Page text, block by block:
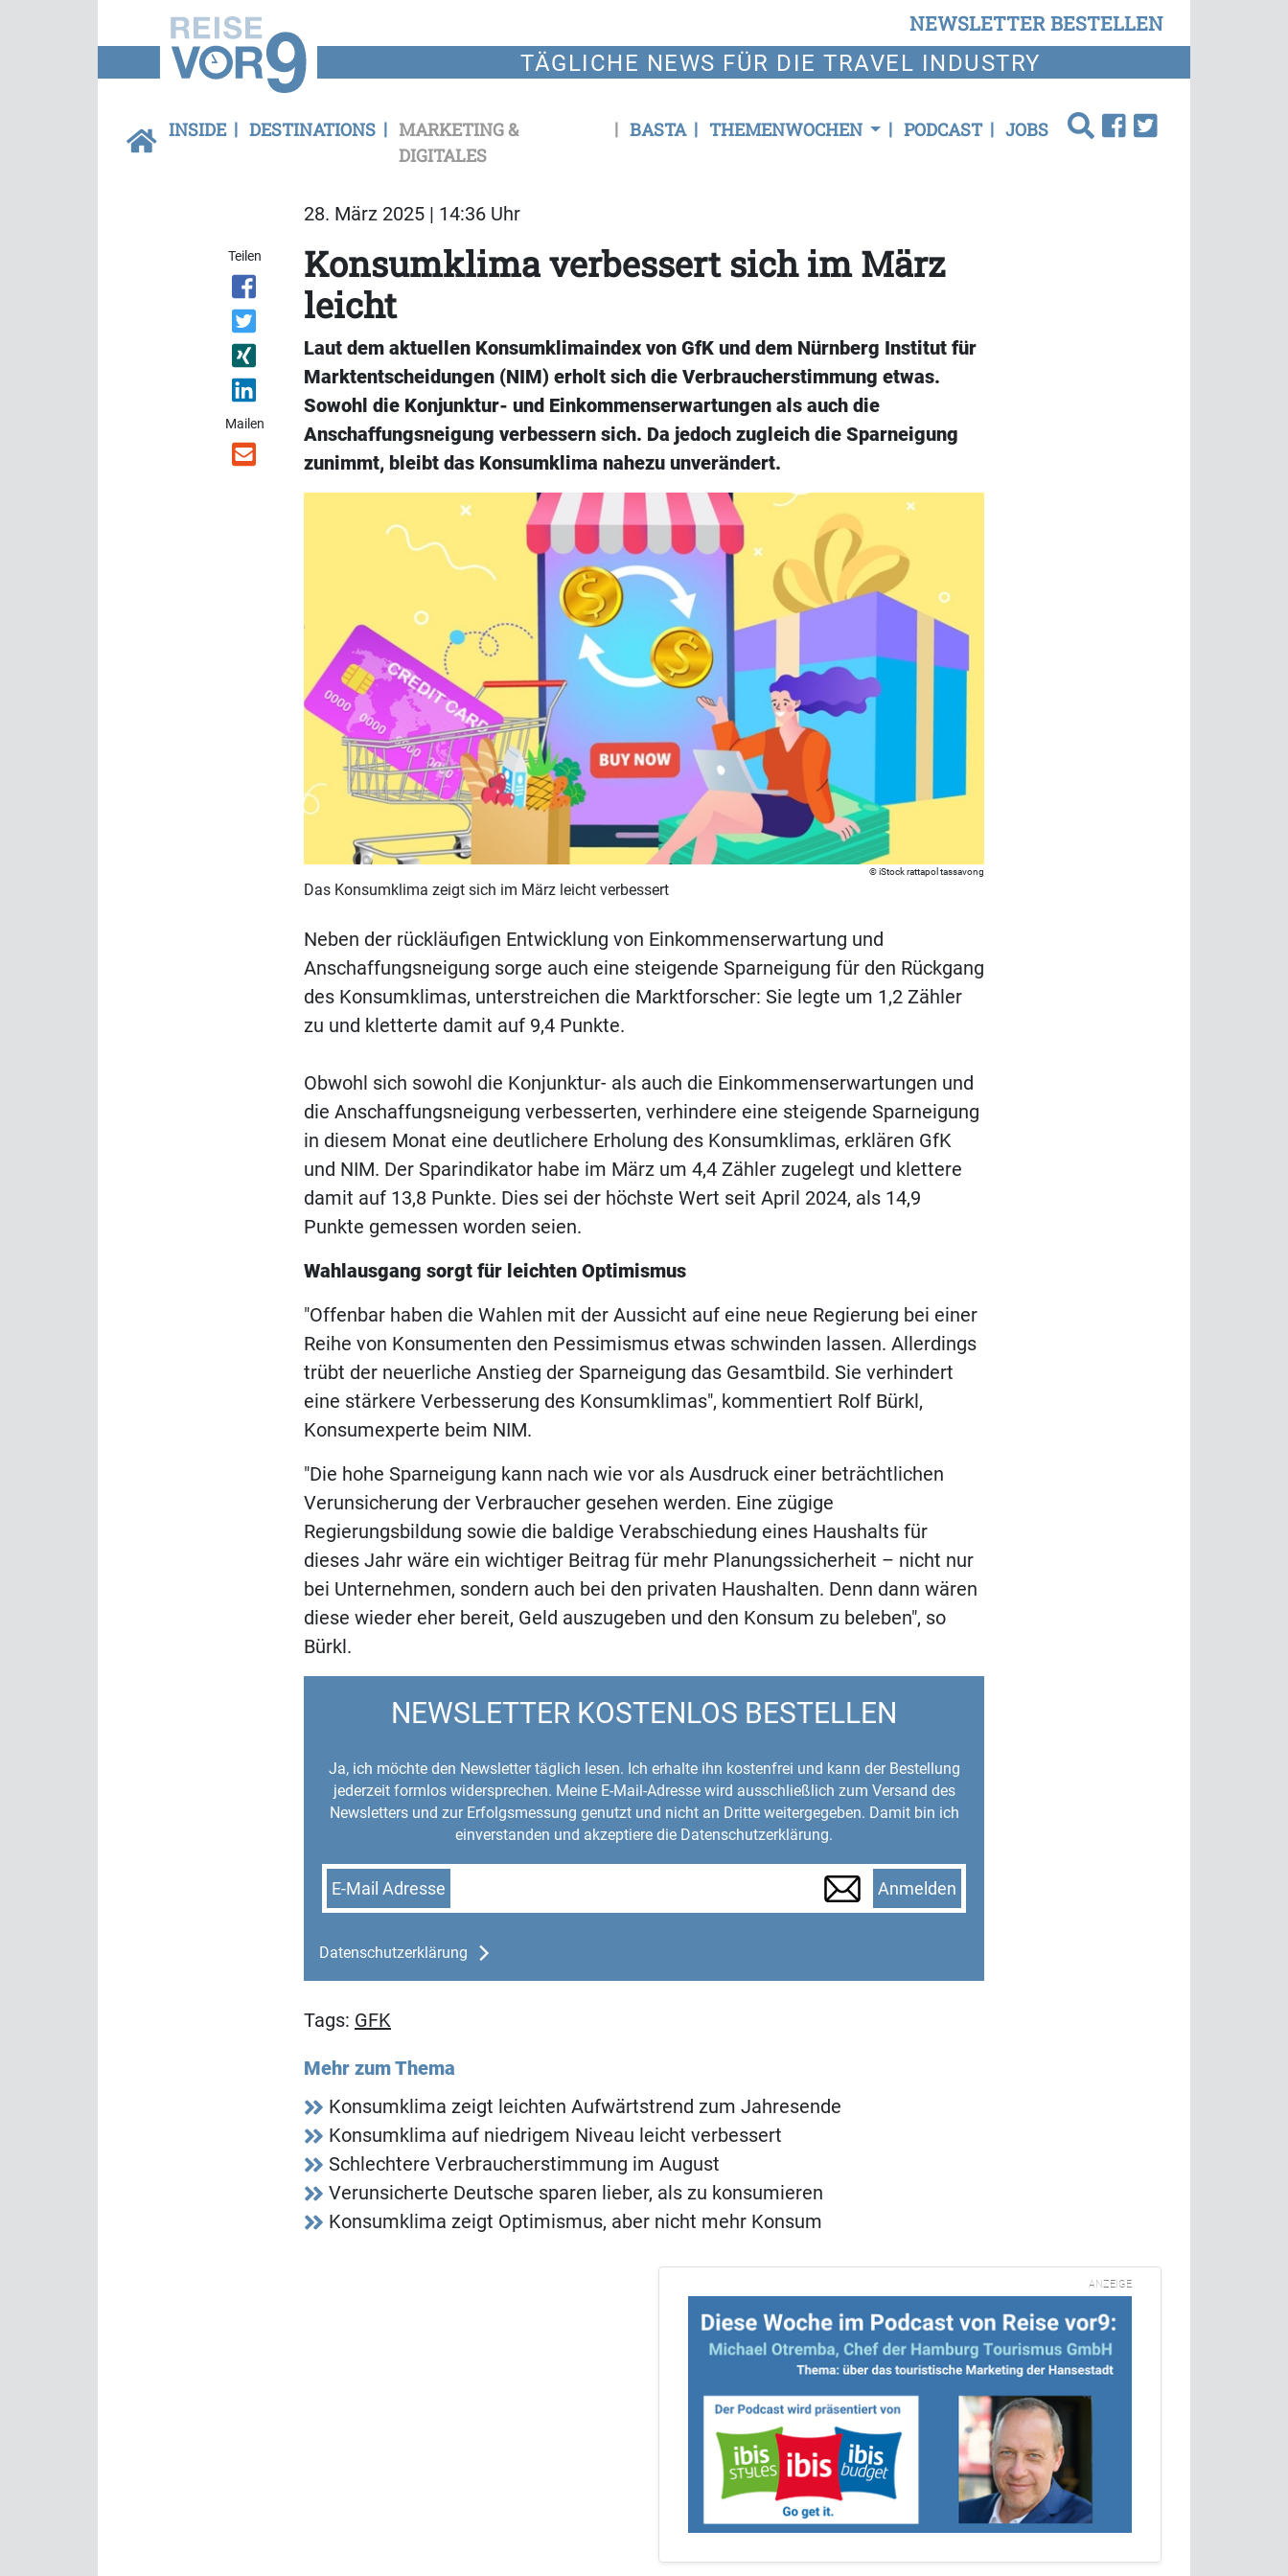
NEWSLETTER BESTELLEN
TÄGLICHE NEWS FÜR DIE TRAVEL INDUSTRY
INSIDE DESTINATIONS
MARKETING &
DIGITALES
BASTA THEMENWOCHEN PODCAST JOBS
28. März 2025 | 14:36 Uhr
Teilen
Mailen
Konsumklima verbessert sich im März
leicht
Laut dem aktuellen Konsumklimaindex von GfK und dem Nürnberg Institut für
Marktentscheidungen (NIM) erholt sich die Verbraucherstimmung etwas.
Sowohl die Konjunktur- und Einkommenserwartungen als auch die
Anschaffungsneigung verbessern sich. Da jedoch zugleich die Sparneigung
zunimmt, bleibt das Konsumklima nahezu unverändert.
iStock rattapol tassavong
Das Konsumklima zeigt sich im März leicht verbessert
Neben der rückläufigen Entwicklung von Einkommenserwartung und
Anschaffungsneigung sorge auch eine steigende Sparneigung für den Rückgang
des Konsumklimas, unterstreichen die Marktforscher: Sie legte um 1,2 Zähler
zu und kletterte damit auf 9,4 Punkte.
Obwohl sich sowohl die Konjunktur- als auch die Einkommenserwartungen und
die Anschaffungsneigung verbesserten, verhindere eine steigende Sparneigung
in diesem Monat eine deutlichere Erholung des Konsumklimas, erklären GfK
und NIM. Der Sparindikator habe im März um 4,4 Zähler zugelegt und klettere
damit auf 13,8 Punkte. Dies sei der höchste Wert seit April 2024, als 14,9
Punkte gemessen worden seien.
Wahlausgang sorgt für leichten Optimismus
"Offenbar haben die Wahlen mit der Aussicht auf eine neue Regierung bei einer
Reihe von Konsumenten den Pessimismus etwas schwinden lassen. Allerdings
trübt der neuerliche Anstieg der Sparneigung das Gesamtbild. Sie verhindert
eine stärkere Verbesserung des Konsumklimas", kommentiert Rolf Bürkl,
Konsumexperte beim NIM.
"Die hohe Sparneigung kann nach wie vor als Ausdruck einer beträchtlichen
Verunsicherung der Verbraucher gesehen werden. Eine zügige
Regierungsbildung sowie die baldige Verabschiedung eines Haushalts für
dieses Jahr wäre ein wichtiger Beitrag für mehr Planungssicherheit – nicht nur
bei Unternehmen, sondern auch bei den privaten Haushalten. Denn dann wären
diese wieder eher bereit, Geld auszugeben und den Konsum zu beleben", so
Bürkl.
NEWSLETTER KOSTENLOS BESTELLEN
Ja, ich möchte den Newsletter täglich lesen. Ich erhalte ihn kostenfrei und kann der Bestellung
jederzeit formlos widersprechen. Meine E-Mail-Adresse wird ausschließlich zum Versand des
Newsletters und zur Erfolgsmessung genutzt und nicht an Dritte weitergegeben. Damit bin ich
einverstanden und akzeptiere die Datenschutzerklärung.
E-Mail Adresse Anmelden
Datenschutzerklärung
Tags: GFK
Mehr zum Thema
Konsumklima zeigt leichten Aufwärtstrend zum Jahresende
Konsumklima auf niedrigem Niveau leicht verbessert
Schlechtere Verbraucherstimmung im August
Verunsicherte Deutsche sparen lieber, als zu konsumieren
Konsumklima zeigt Optimismus, aber nicht mehr Konsum
ANZEIGE